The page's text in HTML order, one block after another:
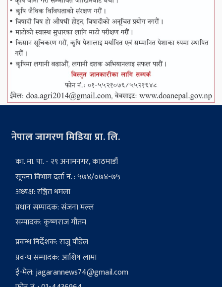
नेपाल जागरण मिडिया प्रा. लि.
का. मा. पा. - २९ अनामनगर, काठमाडौं
सूचना विभाग दर्ता नं. : ५७४/०७४-७५
अध्यक्ष: रञ्जित धमला
प्रधान सम्पादक: संजना मल्ल
सम्पादक: कृष्णराज गौतम
प्रवन्ध निर्देशक: राजु पौडेल
प्रवन्ध सम्पादक: आशिष लामा
ई-मेल:jagarannews74@gmail.com